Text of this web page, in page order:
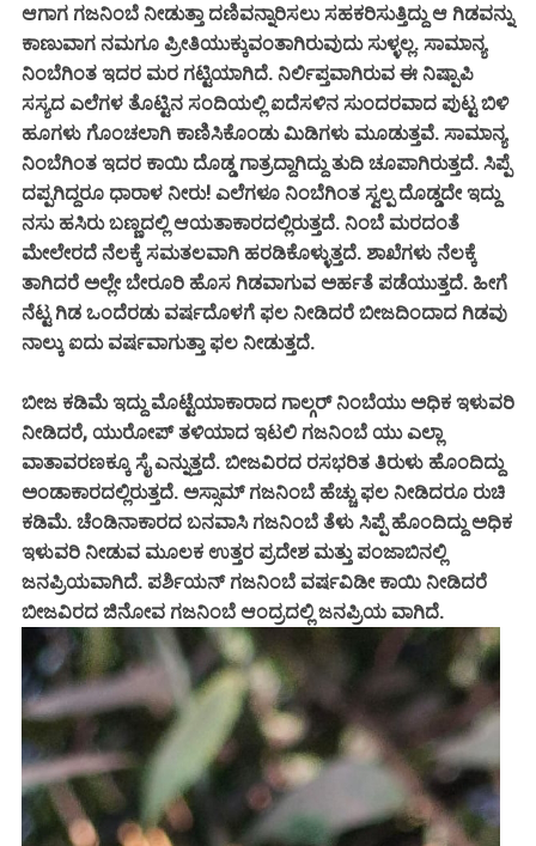
ಆಗಾಗ ಗಜನಿಂಬೆ ನೀಡುತ್ತಾ ದಣಿವನ್ನಾರಿಸಲು ಸಹಕರಿಸುತ್ತಿದ್ದು ಆ ಗಿಡವನ್ನು
ಕಾಣುವಾಗ ನಮಗೂ ಪ್ರೀತಿಯುಕ್ಕುವಂತಾಗಿರುವುದು ಸುಳ್ಳಲ್ಲ. ಸಾಮಾನ್ಯ
ನಿಂಬೆಗಿಂತ ಇದರ ಮರ ಗಟ್ಟಿಯಾಗಿದೆ. ನಿರ್ಲಿಪ್ತವಾಗಿರುವ ಈ ನಿಷ್ಪಾಪಿ
ಸಸ್ಯದ ಎಲೆಗಳ ತೊಟ್ಟಿನ ಸಂದಿಯಲ್ಲಿ ಐದೆಸಳಿನ ಸುಂದರವಾದ ಪುಟ್ಟ ಬಿಳಿ
ಹೂಗಳು ಗೊಂಚಲಾಗಿ ಕಾಣಿಸಿಕೊಂಡು ಮಿಡಿಗಳು ಮೂಡುತ್ತವೆ. ಸಾಮಾನ್ಯ
ನಿಂಬೆಗಿಂತ ಇದರ ಕಾಯಿ ದೊಡ್ಡ ಗಾತ್ರದ್ದಾಗಿದ್ದು ತುದಿ ಚೂಪಾಗಿರುತ್ತದೆ. ಸಿಪ್ಪೆ
ದಪ್ಪಗಿದ್ದರೂ ಧಾರಾಳ ನೀರು! ಎಲೆಗಳೂ ನಿಂಬೆಗಿಂತ ಸ್ವಲ್ಪ ದೊಡ್ಡದೇ ಇದ್ದು
ನಸು ಹಸಿರು ಬಣ್ಣದಲ್ಲಿ ಆಯತಾಕಾರದಲ್ಲಿರುತ್ತದೆ. ನಿಂಬೆ ಮರದಂತೆ
ಮೇಲೇರದೆ ನೆಲಕ್ಕೆ ಸಮತಲವಾಗಿ ಹರಡಿಕೊಳ್ಳುತ್ತದೆ. ಶಾಖೆಗಳು ನೆಲಕ್ಕೆ
ತಾಗಿದರೆ ಅಲ್ಲೇ ಬೇರೂರಿ ಹೊಸ ಗಿಡವಾಗುವ ಅರ್ಹತೆ ಪಡೆಯುತ್ತದೆ. ಹೀಗೆ
ನೆಟ್ಟ ಗಿಡ ಒಂದೆರಡು ವರ್ಷದೊಳಗೆ ಫಲ ನೀಡಿದರೆ ಬೀಜದಿಂದಾದ ಗಿಡವು
ನಾಲ್ಕು ಐದು ವರ್ಷವಾಗುತ್ತಾ ಫಲ ನೀಡುತ್ತದೆ.
ಬೀಜ ಕಡಿಮೆ ಇದ್ದು ಮೊಟ್ಟೆಯಾಕಾರಾದ ಗಾಲ್ಗರ್ ನಿಂಬೆಯು ಅಧಿಕ ಇಳುವರಿ
ನೀಡಿದರೆ, ಯುರೋಪ್ ತಳಿಯಾದ ಇಟಲಿ ಗಜನಿಂಬೆ ಯು ಎಲ್ಲಾ
ವಾತಾವರಣಕ್ಕೂ ಸೈ ಎನ್ನುತ್ತದೆ. ಬೀಜವಿರದ ರಸಭರಿತ ತಿರುಳು ಹೊಂದಿದ್ದು
ಅಂಡಾಕಾರದಲ್ಲಿರುತ್ತದೆ. ಅಸ್ಸಾಮ್ ಗಜನಿಂಬೆ ಹೆಚ್ಚು ಫಲ ನೀಡಿದರೂ ರುಚಿ
ಕಡಿಮೆ. ಚೆಂಡಿನಾಕಾರದ ಬನವಾಸಿ ಗಜನಿಂಬೆ ತೆಳು ಸಿಪ್ಪೆ ಹೊಂದಿದ್ದು ಅಧಿಕ
ಇಳುವರಿ ನೀಡುವ ಮೂಲಕ ಉತ್ತರ ಪ್ರದೇಶ ಮತ್ತು ಪಂಜಾಬಿನಲ್ಲಿ
ಜನಪ್ರಿಯವಾಗಿದೆ. ಪರ್ಶಿಯನ್ ಗಜನಿಂಬೆ ವರ್ಷವಿಡೀ ಕಾಯಿ ನೀಡಿದರೆ
ಬೀಜವಿರದ ಜಿನೋವ ಗಜನಿಂಬೆ ಆಂದ್ರದಲ್ಲಿ ಜನಪ್ರಿಯ ವಾಗಿದೆ.